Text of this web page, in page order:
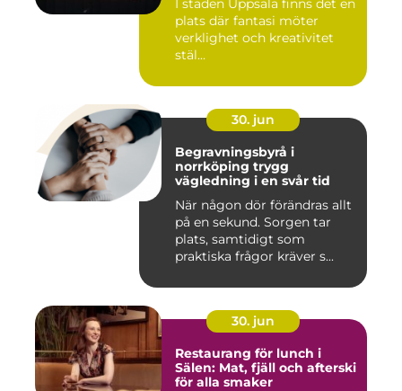
I staden Uppsala finns det en
plats där fantasi möter
verklighet och kreativitet
stäl...
30. jun
Begravningsbyrå i
norrköping trygg
vägledning i en svår tid
När någon dör förändras allt
på en sekund. Sorgen tar
plats, samtidigt som
praktiska frågor kräver s...
30. jun
Restaurang för lunch i
Sälen: Mat, fjäll och afterski
för alla smaker